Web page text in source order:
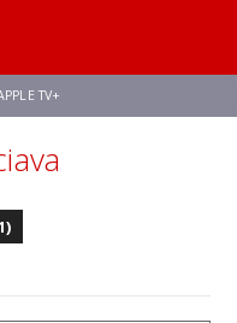
TV+
AVENGERS: DOOMSDAY